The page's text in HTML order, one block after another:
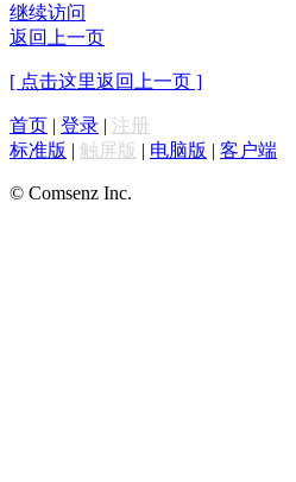
继续访问
返回上一页
[ 点击这里返回上一页 ]
首页 | 登录 | 注册
标准版 | 触屏版 | 电脑版 | 客户端
© Comsenz Inc.